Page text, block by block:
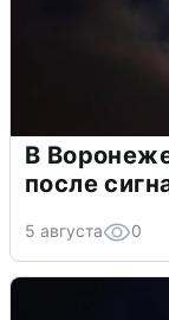
В
после
5 августа 0